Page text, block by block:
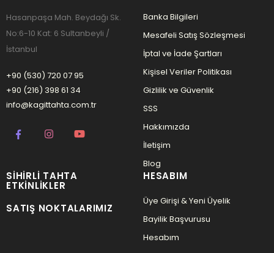
Hasanpaşa Mah. Beydağı Sk.
No:6-10 Kat: 6 Sultanbeyli /
İstanbul
+90 (530) 720 07 95
+90 (216) 398 61 34
info@kagittahta.com.tr
Banka Bilgileri
Mesafeli Satış Sözleşmesi
İptal ve İade Şartları
Kişisel Veriler Politikası
Gizlilik ve Güvenlik
SSS
Hakkımızda
İletişim
Blog
SIHIRLI TAHTA
ETKINLIKLER
SATIŞ NOKTALARIMIZ
HESABIM
Üye Girişi & Yeni Üyelik
Bayilik Başvurusu
Hesabım